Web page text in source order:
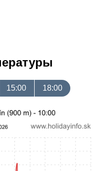
15:00 18:00